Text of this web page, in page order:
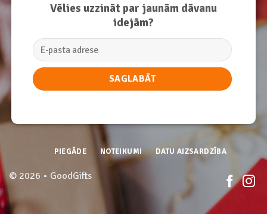
Vēlies uzzināt par jaunām dāvanu
idejām?
© 2026 • GoodGifts
PIEGĀDE NOTEIKUMI DATU AIZSARDZĪBA